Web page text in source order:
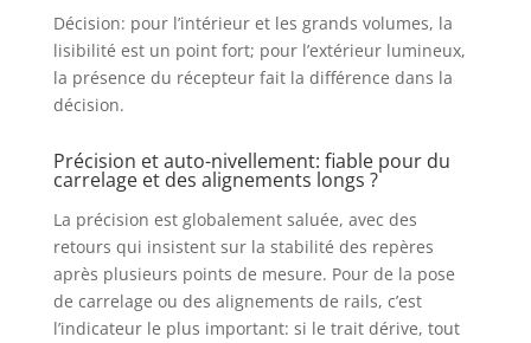
La fenêtre laser en métal
surmoulée avec une résistance à
l'eau/à la poussière IP54 résiste
aux conditions de chantier
Le kit est livré avec un étui de
transport rigide qui est plus
commode pour transporter et
ranger l'outil laser. Garantie
limitée de 12 mois jusqu'à 24 mois
si vous devenez membre royal via
l'enregistrement du produit.
Décision: pour l’intérieur et les grands volumes, la
lisibilité est un point fort; pour l’extérieur lumineux,
la présence du récepteur fait la différence dans la
décision.
Précision et auto-nivellement: fiable pour du
carrelage et des alignements longs ?
La précision est globalement saluée, avec des
retours qui insistent sur la stabilité des repères
après plusieurs points de mesure. Pour de la pose
de carrelage ou des alignements de rails, c’est
l’indicateur le plus important: si le trait dérive, tout